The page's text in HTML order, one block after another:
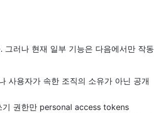
러나 현재 일부 기능은 다음에서만 작동
사용자가 속한 조직의 소유가 아닌 공개
기 권한만 personal access tokens